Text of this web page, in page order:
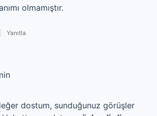
olmamıştır.
Yanıtla
dostum, sunduğunuz görüşler